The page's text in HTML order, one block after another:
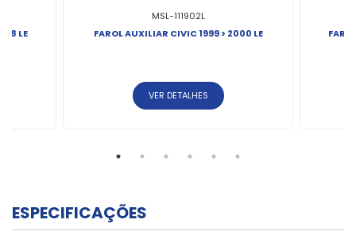
LE
MSL-111902L
FAROL AUXILIAR CIVIC 1999 > 2000 LE
VER DETALHES
ESPECIFICAÇÕES